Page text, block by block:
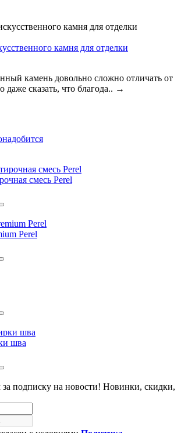
камня для отделки
камень довольно сложно отличать от
сказать, что благода.. →
смесь Perel
Perel
шва
подписку на новости! Новинки, скидки,